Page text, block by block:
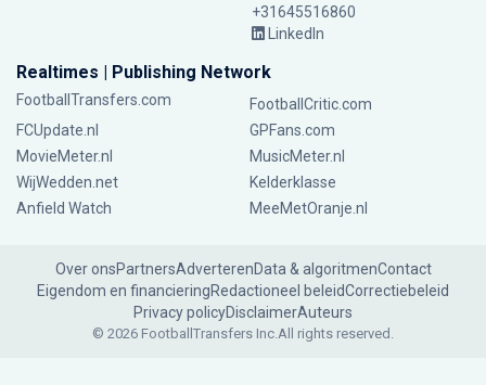
+31645516860
LinkedIn
Realtimes | Publishing Network
FootballTransfers.com
FootballCritic.com
FCUpdate.nl
GPFans.com
MovieMeter.nl
MusicMeter.nl
WijWedden.net
Kelderklasse
Anfield Watch
MeeMetOranje.nl
Over onsPartnersAdverterenData & algoritmenContact
Eigendom en financieringRedactioneel beleidCorrectiebeleid
Privacy policyDisclaimerAuteurs
© 2026 FootballTransfers Inc.All rights reserved.